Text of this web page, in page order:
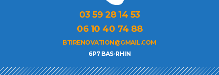
03 59 28 14 53
06 10 40 74 88
BTIRENOVATION@GMAIL.COM
6P7 BAS-RHIN